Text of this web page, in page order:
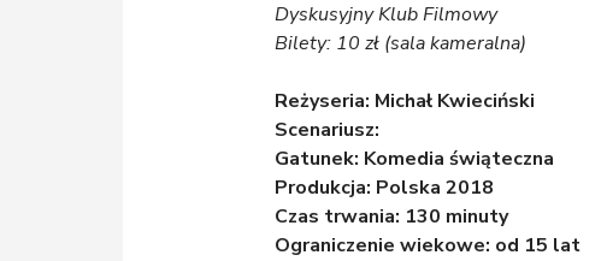
Dyskusyjny Klub Filmowy
Bilety: 10 zł (sala kameralna)
Reżyseria: Michał Kwieciński
Scenariusz:
Gatunek: Komedia świąteczna
Produkcja: Polska 2018
Czas trwania: 130 minuty
Ograniczenie wiekowe: od 15 lat